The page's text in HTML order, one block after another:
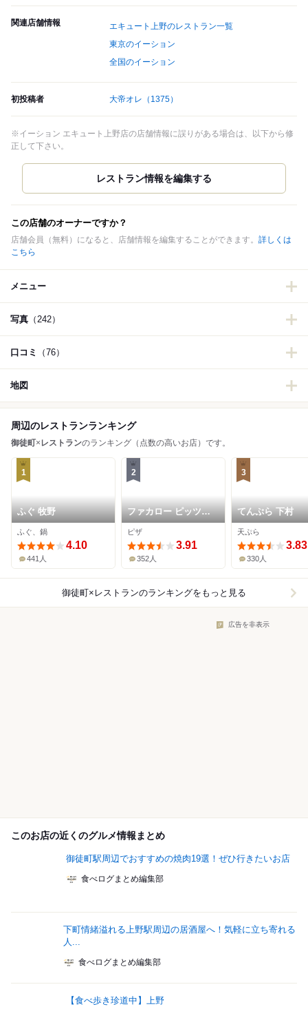
関連店舗情報
エキュート上野のレストラン一覧
東京のイーション
全国のイーション
初投稿者 大帝オレ （1375）
※イーション エキュート上野店の店舗情報に誤りがある場合は、以下から修
正して下さい。
この店舗のオーナーですか？
店舗会員（無料）になると、店舗情報を編集することができます。 詳しくは
こちら
メニュー
写真 （242）
口コミ （76）
地図
周辺のレストランランキング
御徒町× レストランのランキング（点数の高いお店）です。
1
ふぐ 牧野
ふぐ、鍋
4.10
441人
2
ファカロー ピッツァ
ギャラリー
ピザ
3.91
352人
3
てんぷら 下村
天ぷら
3.83
330人
御徒町×レストランのランキングをもっと見る
広告を非表示
このお店の近くのグルメ情報まとめ
御徒町駅周辺でおすすめの焼肉19選！ぜひ行きたいお店
食べログまとめ編集部
下町情緒溢れる上野駅周辺の居酒屋へ！気軽に立ち寄れる
人...
食べログまとめ編集部
【食べ歩き珍道中】上野